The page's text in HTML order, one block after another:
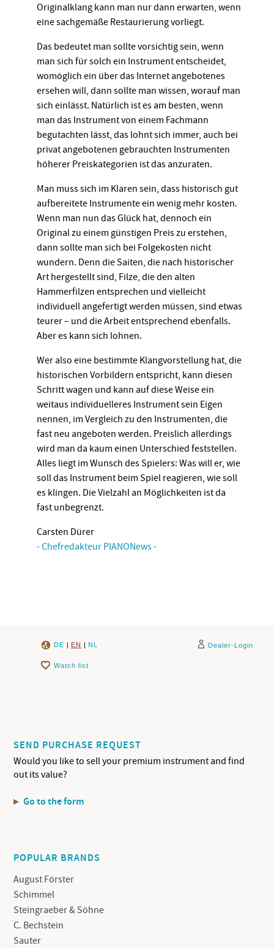
Originalklang kann man nur dann erwarten, wenn
eine sachgemäße Restaurierung vorliegt.
Das bedeutet man sollte vorsichtig sein, wenn
man sich für solch ein Instrument entscheidet,
womöglich ein über das Internet angebotenes
ersehen will, dann sollte man wissen, worauf man
sich einlässt. Natürlich ist es am besten, wenn
man das Instrument von einem Fachmann
begutachten lässt, das lohnt sich immer, auch bei
privat angebotenen gebrauchten Instrumenten
höherer Preiskategorien ist das anzuraten.
Man muss sich im Klaren sein, dass historisch gut
aufbereitete Instrumente ein wenig mehr kosten.
Wenn man nun das Glück hat, dennoch ein
Original zu einem günstigen Preis zu erstehen,
dann sollte man sich bei Folgekosten nicht
wundern. Denn die Saiten, die nach historischer
Art hergestellt sind, Filze, die den alten
Hammerfilzen entsprechen und vielleicht
individuell angefertigt werden müssen, sind etwas
teurer – und die Arbeit entsprechend ebenfalls.
Aber es kann sich lohnen.
Wer also eine bestimmte Klangvorstellung hat, die
historischen Vorbildern entspricht, kann diesen
Schritt wagen und kann auf diese Weise ein
weitaus individuelleres Instrument sein Eigen
nennen, im Vergleich zu den Instrumenten, die
fast neu angeboten werden. Preislich allerdings
wird man da kaum einen Unterschied feststellen.
Alles liegt im Wunsch des Spielers: Was will er, wie
soll das Instrument beim Spiel reagieren, wie soll
es klingen. Die Vielzahl an Möglichkeiten ist da
fast unbegrenzt.
Carsten Dürer
- Chefredakteur PIANONews -
DE | EN | NL Dealer-Login
Watch list
SEND PURCHASE REQUEST
Would you like to sell your premium instrument and find
out its value?
Go to the form
POPULAR BRANDS
August Förster
Schimmel
Steingraeber & Söhne
C. Bechstein
Sauter